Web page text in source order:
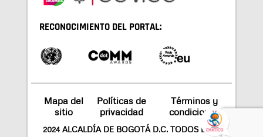
RECONOCIMIENTO DEL PORTAL:
Mapa del
sitio
Políticas de
privacidad
Términos y
condiciones
2024 ALCALDÍA DE BOGOTÁ D.C. TODOS LOS